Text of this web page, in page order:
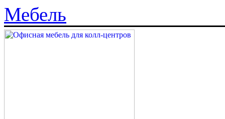
Мебель